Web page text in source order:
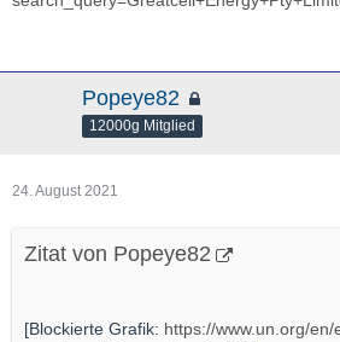
Popeye82
12000g Mitglied
24. August 2021
Zitat von Popeye82
[Blockierte Grafik: https://www.un.org/en/